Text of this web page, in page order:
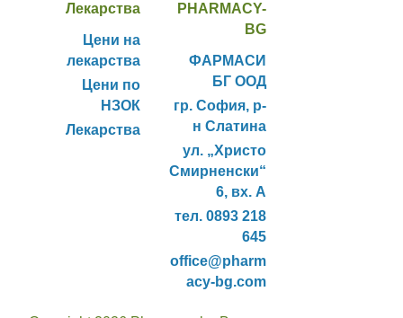
Лекарства
Цени на
лекарства
Цени по
НЗОК
Лекарства
PHARMACY-
BG
ФАРМАСИ
БГ ООД
гр. София, р-
н Слатина
ул. „Христо
Смирненски“
6, вх. А
тел. 0893 218
645
office@pharm
acy-bg.com